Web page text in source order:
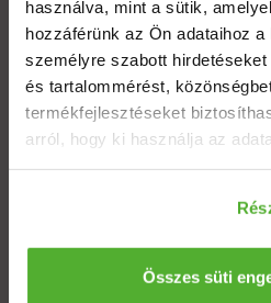
használva, mint a sütik,
hozzáférünk az Ön adataihoz
személyre szabott
és tartalommérést,
termékfejlesztéseket
arról, hogy ki használja az
Információgyűjtés az Ön
pár méteres pontossággal
Az Ön készülékén
Összes süti
Eladó lakások
Települések
Albérletek
Adatvédelem